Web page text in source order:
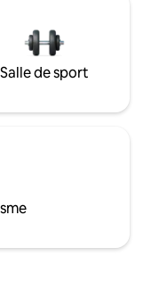
Salle de sport